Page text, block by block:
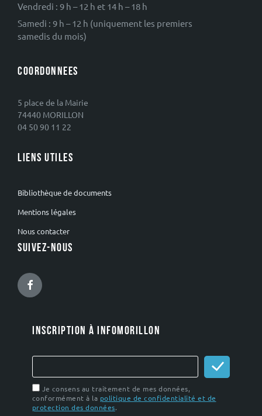
Vendredi : 9 h – 12 h et 14 h – 18 h
Samedi : 9 h – 12 h (uniquement les premiers
samedis du mois)
COORDONNEES
5 place de la Mairie
74440 MORILLON
04 50 90 11 22
LIENS UTILES
Bibliothèque de documents
Mentions légales
Nous contacter
SUIVEZ-NOUS
Facebook
INSCRIPTION À INFOMORILLON
Je consens au traitement de mes données,
conformément à la politique de confidentialité et de
protection des données.